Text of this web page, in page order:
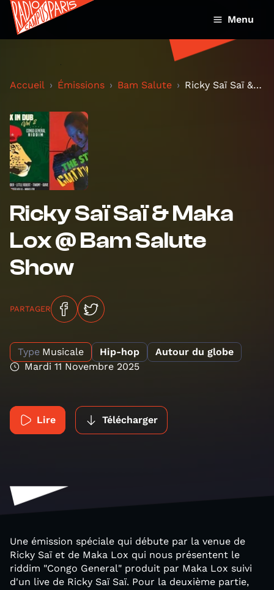
Menu
Accueil Émissions Bam Salute Ricky Saï Saï & Maka Lox @ Bam Salute Show
Ricky Saï Saï & Maka
Lox @ Bam Salute
Show
PARTAGER
Type Musicale Hip-hop
Autour du globe
Mardi 11 Novembre 2025
Lire Télécharger
Une émission spéciale qui débute par la venue de
Ricky Saï et de Maka Lox qui nous présentent le
riddim "Congo General" produit par Maka Lox suivi
d'un live de Ricky Saï Saï. Pour la deuxième partie,